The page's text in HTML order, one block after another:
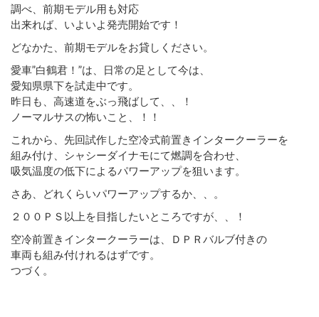
調べ、前期モデル用も対応
出来れば、いよいよ発売開始です！
どなかた、前期モデルをお貸しください。
愛車”白鶴君！”は、日常の足として今は、
愛知県県下を試走中です。
昨日も、高速道をぶっ飛ばして、、！
ノーマルサスの怖いこと、！！
これから、先回試作した空冷式前置きインタークーラーを
組み付け、シャシーダイナモにて燃調を合わせ、
吸気温度の低下によるパワーアップを狙います。
さあ、どれくらいパワーアップするか、、。
２００ＰＳ以上を目指したいところですが、、！
空冷前置きインタークーラーは、ＤＰＲバルブ付きの
車両も組み付けれるはずです。
つづく。